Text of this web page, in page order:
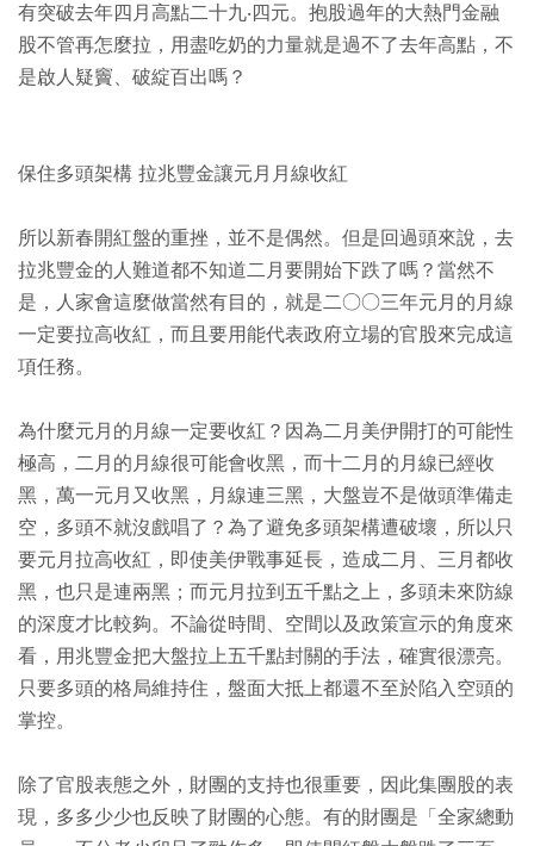
有突破去年四月高點二十九‧四元。抱股過年的大熱門金融
股不管再怎麼拉，用盡吃奶的力量就是過不了去年高點，不
是啟人疑竇、破綻百出嗎？
保住多頭架構 拉兆豐金讓元月月線收紅
所以新春開紅盤的重挫，並不是偶然。但是回過頭來說，去
拉兆豐金的人難道都不知道二月要開始下跌了嗎？當然不
是，人家會這麼做當然有目的，就是二○○三年元月的月線
一定要拉高收紅，而且要用能代表政府立場的官股來完成這
項任務。
為什麼元月的月線一定要收紅？因為二月美伊開打的可能性
極高，二月的月線很可能會收黑，而十二月的月線已經收
黑，萬一元月又收黑，月線連三黑，大盤豈不是做頭準備走
空，多頭不就沒戲唱了？為了避免多頭架構遭破壞，所以只
要元月拉高收紅，即使美伊戰事延長，造成二月、三月都收
黑，也只是連兩黑；而元月拉到五千點之上，多頭未來防線
的深度才比較夠。不論從時間、空間以及政策宣示的角度來
看，用兆豐金把大盤拉上五千點封關的手法，確實很漂亮。
只要多頭的格局維持住，盤面大抵上都還不至於陷入空頭的
掌控。
除了官股表態之外，財團的支持也很重要，因此集團股的表
現，多多少少也反映了財團的心態。有的財團是「全家總動